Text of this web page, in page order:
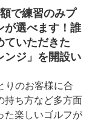
で練習のみプ
が選べます！誰
ていただきた
ンジ」を開設い
りのお客様に合
持ち方など多方面
た楽しいゴルフが